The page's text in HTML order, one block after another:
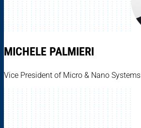
MICHELE PALMIERI
Vice President of Micro & Nano Systems